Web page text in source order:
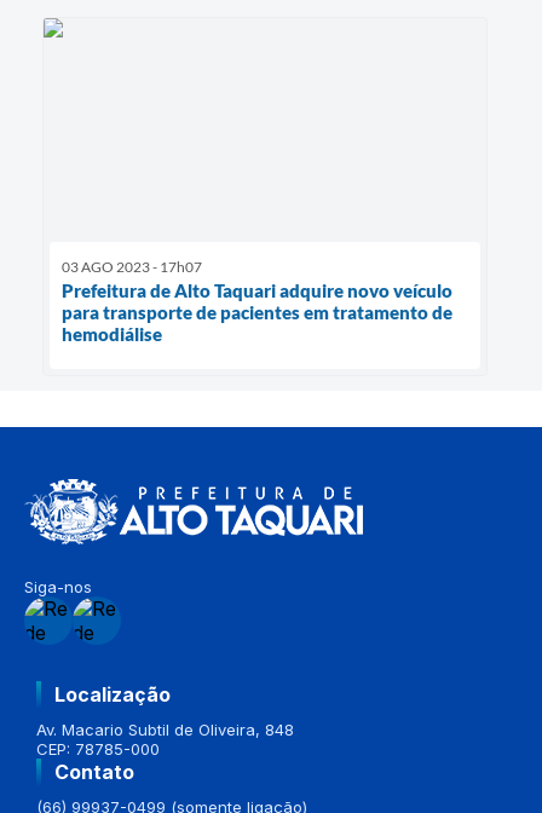
03 AGO 2023 - 17h07
Prefeitura de Alto Taquari adquire novo veículo
para transporte de pacientes em tratamento de
hemodiálise
Siga-nos
Localização
Av. Macario Subtil de Oliveira, 848
CEP: 78785-000
Contato
(66) 99937-0499 (somente ligação)